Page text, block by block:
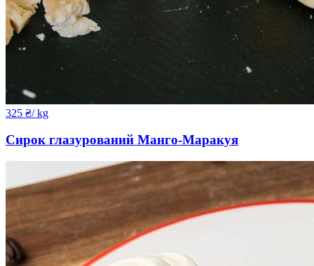
325 ₴/ kg
Сирок глазурований Манго-Маракуя